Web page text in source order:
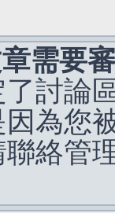
需要
討論
為您
絡管